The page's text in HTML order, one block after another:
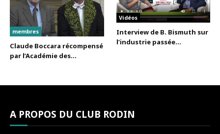
membres
Claude Boccara récompensé
par l’Académie des...
Vidéos
Interview de B. Bismuth sur
l’industrie passée...
A PROPOS DU CLUB RODIN